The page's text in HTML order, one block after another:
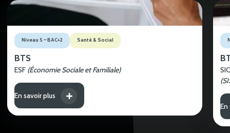
ESF (Économie Sociale et Familiale)
BTS
Niveau 5 – BAC+2 Santé & Social
En savoir plus
En